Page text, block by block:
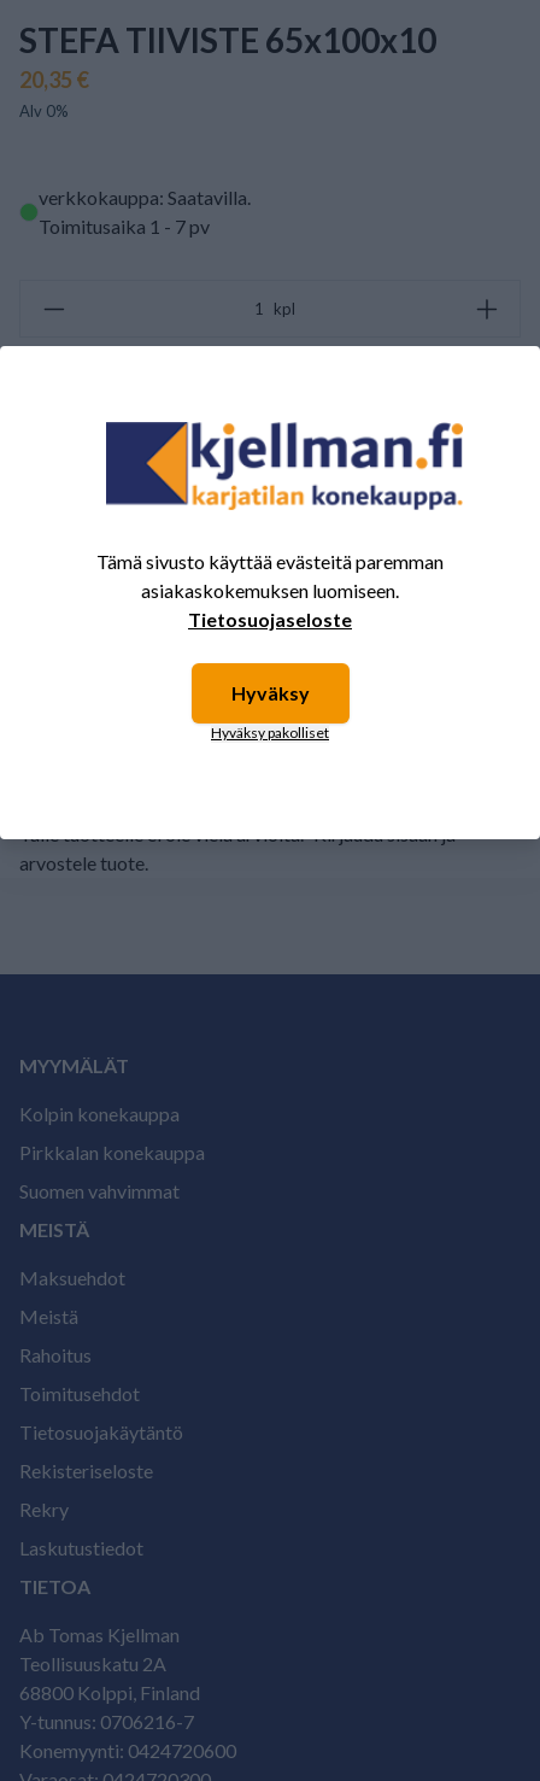
STEFA TIIVISTE 65x100x10
20,35 €
Alv 0%
verkkokauppa: Saatavilla.
Toimitusaika 1 - 7 pv
kpl
ARVOSTELUJEN YHTEENVETO
Tälle tuotteelle ei ole vielä arvioita. Kirjaudu sisään ja
arvostele tuote.
MYYMÄLÄT
Kolpin konekauppa
Pirkkalan konekauppa
Suomen vahvimmat
MEISTÄ
Maksuehdot
Meistä
Rahoitus
Toimitusehdot
Tietosuojakäytäntö
Rekisteriseloste
Rekry
Laskutustiedot
TIETOA
Ab Tomas Kjellman
Teollisuuskatu 2A
68800 Kolppi, Finland
Y-tunnus: 0706216-7
Konemyynti: 0424720600
Tämä sivusto käyttää evästeitä paremman
asiakaskokemuksen luomiseen.
Tietosuojaseloste
Hyväksy
Hyväksy pakolliset